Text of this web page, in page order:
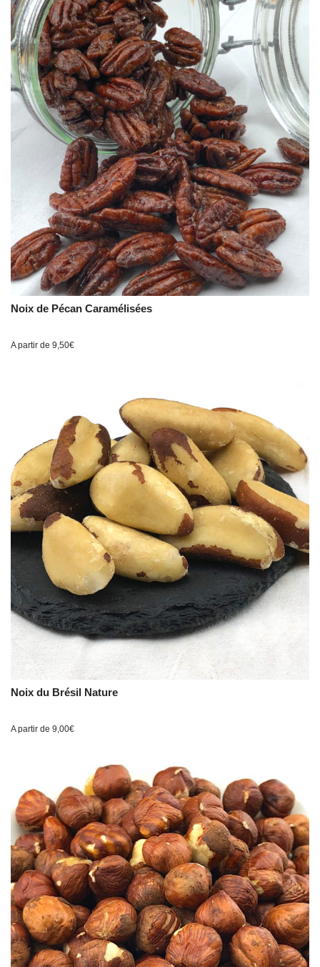
Noix de Pécan Caramélisées
A partir de 9,50€
Noix du Brésil Nature
A partir de 9,00€